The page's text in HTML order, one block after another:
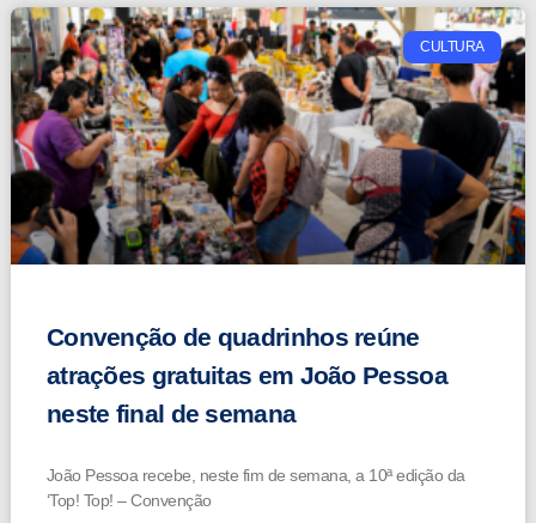
CULTURA
Convenção de quadrinhos reúne
atrações gratuitas em João Pessoa
neste final de semana
João Pessoa recebe, neste fim de semana, a 10ª edição da
‘Top! Top! – Convenção